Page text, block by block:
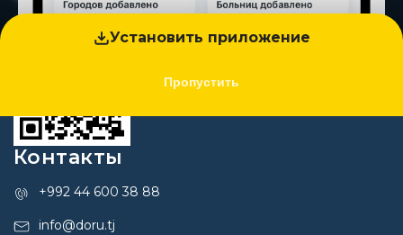
Установить приложение
Пропустить
Контакты
+992 44 600 38 88
info@doru.tj